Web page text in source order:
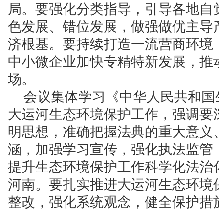
局。要强化分类指导，引导各地
色发展、错位发展，做强做优主
济根基。要持续打造一流营商环
中小微企业加快专精特新发展，
场。
会议集体学习《中华人民共和
大运河生态环境保护工作，强调
明思想，准确把握法典的重大意
涵，加强学习宣传，强化执法监
提升生态环境保护工作科学化法
河南。要扎实推进大运河生态环
整改，强化系统观念，健全保护